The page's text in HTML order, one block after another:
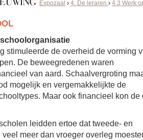
Expozaal › 4. De leraren › 4.3 Werk
stimuleerde de overheid de vorming
De beweegredenen waren
van aard. Schaalvergroting
mogelijk en vergemakkelijkte de
Maar ook financieel kon de
leidden ertoe dat tweede- en
meer dan vroeger overleg